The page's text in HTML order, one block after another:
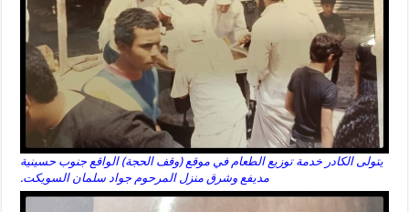
يتولى الكادر خدمة توزيع الطعام في موقع (وقف الحجة) الواقع جنوب حسينية
مديفع وشرق منزل المرحوم جواد سلمان السويكت.